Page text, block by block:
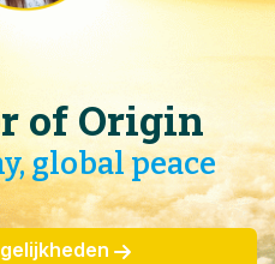
of Origin
global peace